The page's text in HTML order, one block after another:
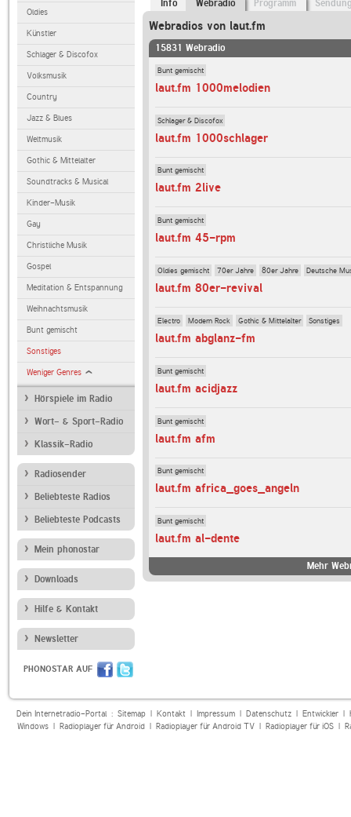
Oldies
Künstler
Schlager & Discofox
Volksmusik
Country
Jazz & Blues
Weltmusik
Gothic & Mittelalter
Soundtracks & Musical
Kinder-Musik
Gay
Christliche Musik
Gospel
Meditation & Entspannung
Weihnachtsmusik
Bunt gemischt
Sonstiges
Weniger Genres
Hörspiele im Radio
Wort- & Sport-Radio
Klassik-Radio
Radiosender
Beliebteste Radios
Beliebteste Podcasts
Mein phonostar
Downloads
Hilfe & Kontakt
Newsletter
PHONOSTAR AUF
Info Webradio Programm
Webradios von laut.fm
15831 Webradio
Bunt gemischt
laut.fm 1000melodien
Schlager & Discofox
laut.fm 1000schlager
Bunt gemischt
laut.fm 2live
Bunt gemischt
laut.fm 45-rpm
Oldies gemischt 70er Jahre 80er Jahre Deutsche
laut.fm 80er-revival
Electro Modern Rock Gothic & Mittelalter Sonstiges
laut.fm abglanz-fm
Bunt gemischt
laut.fm acidjazz
Bunt gemischt
laut.fm afm
Bunt gemischt
laut.fm africa_goes_angeln
Bunt gemischt
laut.fm al-dente
Mehr
Dein Internetradio-Portal : Sitemap| Kontakt| Impressum| Datenschutz| Entwickler|
Windows| Radioplayer für Android| Radioplayer für Android TV| Radioplayer für iOS|